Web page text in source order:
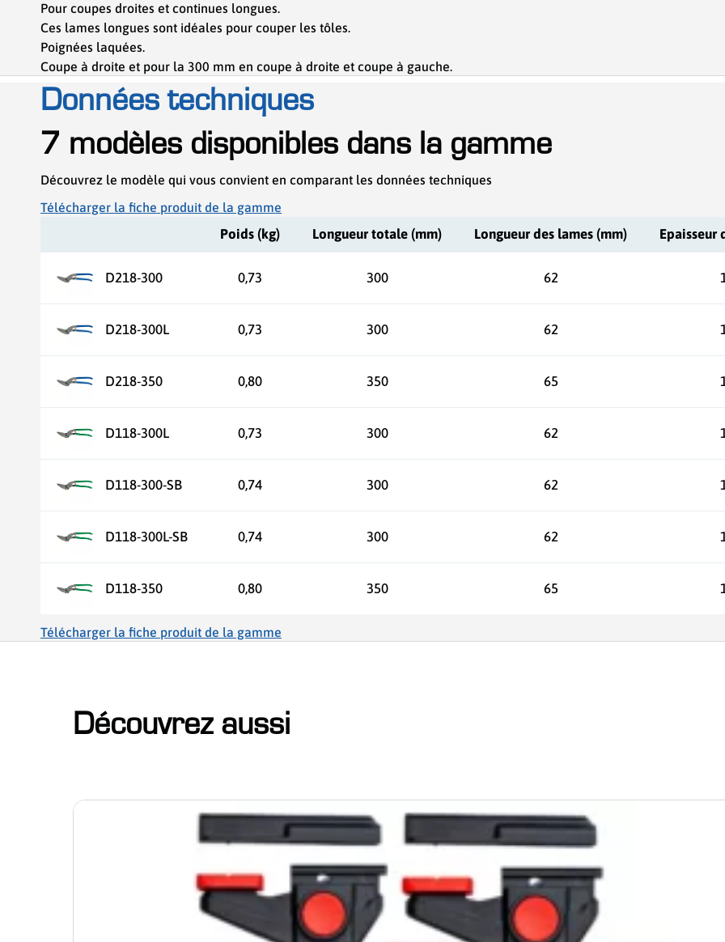
Pour coupes droites et continues longues.
Ces lames longues sont idéales pour couper les tôles.
Poignées laquées.
Coupe à droite et pour la 300 mm en coupe à droite et coupe à gauche.
Données techniques
7 modèles disponibles dans la gamme
Découvrez le modèle qui vous convient en comparant les données techniques
Télécharger la fiche produit de la gamme
Poids (kg) Longueur totale (mm) Longueur des lames (mm) Epaisseur
D218-300 0,73 300 62
D218-300L 0,73 300 62
D218-350 0,80 350 65
D118-300L 0,73 300 62
D118-300-SB 0,74 300 62
D118-300L-SB 0,74 300 62
D118-350 0,80 350 65
Télécharger la fiche produit de la gamme
Découvrez aussi